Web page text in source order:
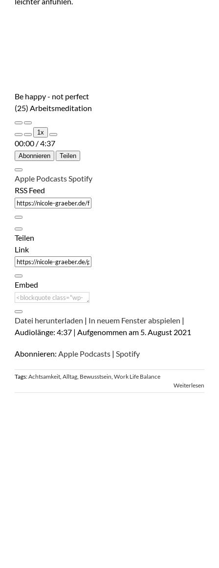
Be happy - not perfect
(25) Arbeitsmeditation
Play
Episode
Pause
Episode
1x
00:00 /4:37
Abonnieren Teilen
Apple Podcasts Spotify
RSS Feed
Teilen
Link
Embed
Datei herunterladen | In neuem Fenster abspielen |
Audiolänge: 4:37 | Aufgenommen am 5. August 2021
Abonnieren: Apple Podcasts | Spotify
Tags:Achtsamkeit, Alltag, Bewusstsein, Work Life Balance
Weiterlesen